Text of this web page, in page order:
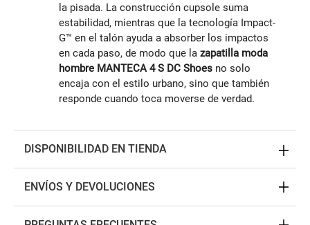
la pisada. La construcción cupsole suma
estabilidad, mientras que la tecnología Impact-
G™ en el talón ayuda a absorber los impactos
en cada paso, de modo que la zapatilla moda
hombre MANTECA 4 S DC Shoes no solo
encaja con el estilo urbano, sino que también
responde cuando toca moverse de verdad.
DISPONIBILIDAD EN TIENDA
ENVÍOS Y DEVOLUCIONES